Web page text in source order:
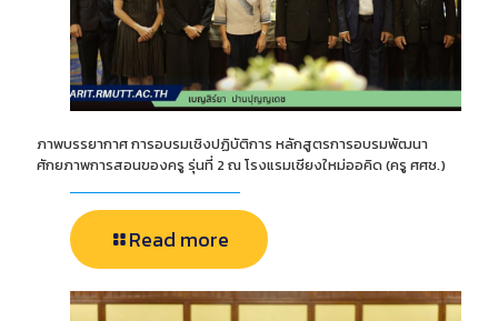
ภาพบรรยากาศ การอบรมเชิงปฏิบัติการ หลักสูตรการอบรมพัฒนา
ศักยภาพการสอนของครู รุ่นที่ 2 ณ โรงแรมเชียงใหม่ออคิด (ครู ศศช.)
Read more